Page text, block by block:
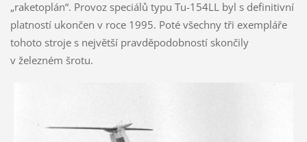
„raketoplán“. Provoz speciálů typu Tu-154LL byl s definitivní
platností ukončen v roce 1995. Poté všechny tři exempláře
tohoto stroje s největší pravděpodobností skončily
v železném šrotu.